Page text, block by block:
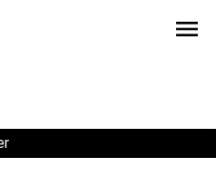
menu